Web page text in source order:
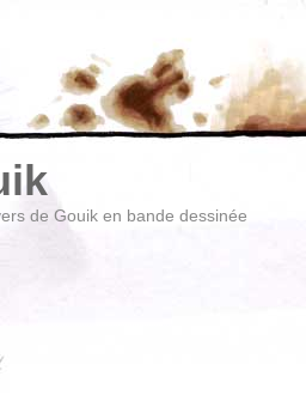
de Gouik en bande dessinée